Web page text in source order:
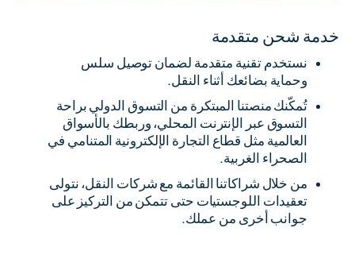
خدمة شحن متقدمة
نستخدم تقنية متقدمة لضمان توصيل سلس
وحماية بضائعك أثناء النقل.
تُمكّنك منصتنا المبتكرة من التسوق الدولي براحة
التسوق عبر الإنترنت المحلي، وربطك بالأسواق
العالمية مثل قطاع التجارة الإلكترونية المتنامي في
الصحراء الغربية.
من خلال شراكاتنا القائمة مع شركات النقل، نتولى
تعقيدات اللوجستيات حتى تتمكن من التركيز على
جوانب أخرى من عملك.